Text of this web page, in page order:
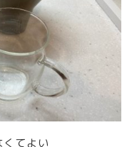
てよい